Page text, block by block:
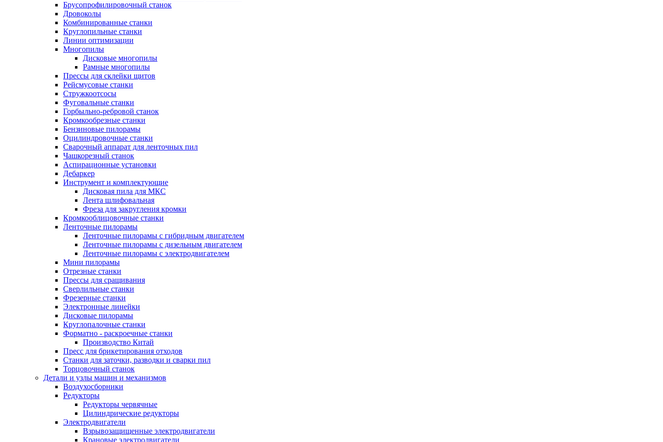
Брусопрофилировочный станок
Дровоколы
Комбинированные станки
Круглопильные станки
Линии оптимизации
Многопилы
Дисковые многопилы
Рамные многопилы
Прессы для склейки щитов
Рейсмусовые станки
Стружкоотсосы
Фуговальные станки
Горбыльно-ребровой станок
Кромкообрезные станки
Бензиновые пилорамы
Оцилиндровочные станки
Сварочный аппарат для ленточных пил
Чашкорезный станок
Аспирационные установки
Дебаркер
Инструмент и комплектующие
Дисковая пила для МКС
Лента шлифовальная
Фреза для закругления кромки
Кромкооблицовочные станки
Ленточные пилорамы
Ленточные пилорамы с гибридным двигателем
Ленточные пилорамы с дизельным двигателем
Ленточные пилорамы с электродвигателем
Мини пилорамы
Отрезные станки
Прессы для сращивания
Сверлильные станки
Фрезерные станки
Электронные линейки
Дисковые пилорамы
Круглопалочные станки
Форматно - раскроечные станки
Производство Китай
Пресс для брикетирования отходов
Станки для заточки, разводки и сварки пил
Торцовочный станок
Детали и узлы машин и механизмов
Воздухосборники
Редукторы
Редукторы червячные
Цилиндрические редукторы
Электродвигатели
Взрывозащищенные электродвигатели
Крановые электродвигатели